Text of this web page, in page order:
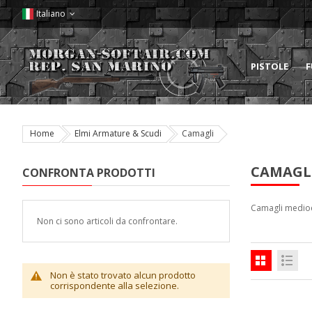
Italiano
PISTOLE
Home Elmi Armature & Scudi Camagli
Camagli
CONFRONTA PRODOTTI
Non ci sono articoli da confrontare.
Non è stato trovato alcun prodotto
corrispondente alla selezione.